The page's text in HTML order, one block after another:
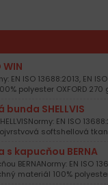
ISO 13688:2013, EN
polyester OXFORD 270
SHELLVIS
EN ISO
softshellová
kapucňou BERNA
EN ISO
materiál 100%